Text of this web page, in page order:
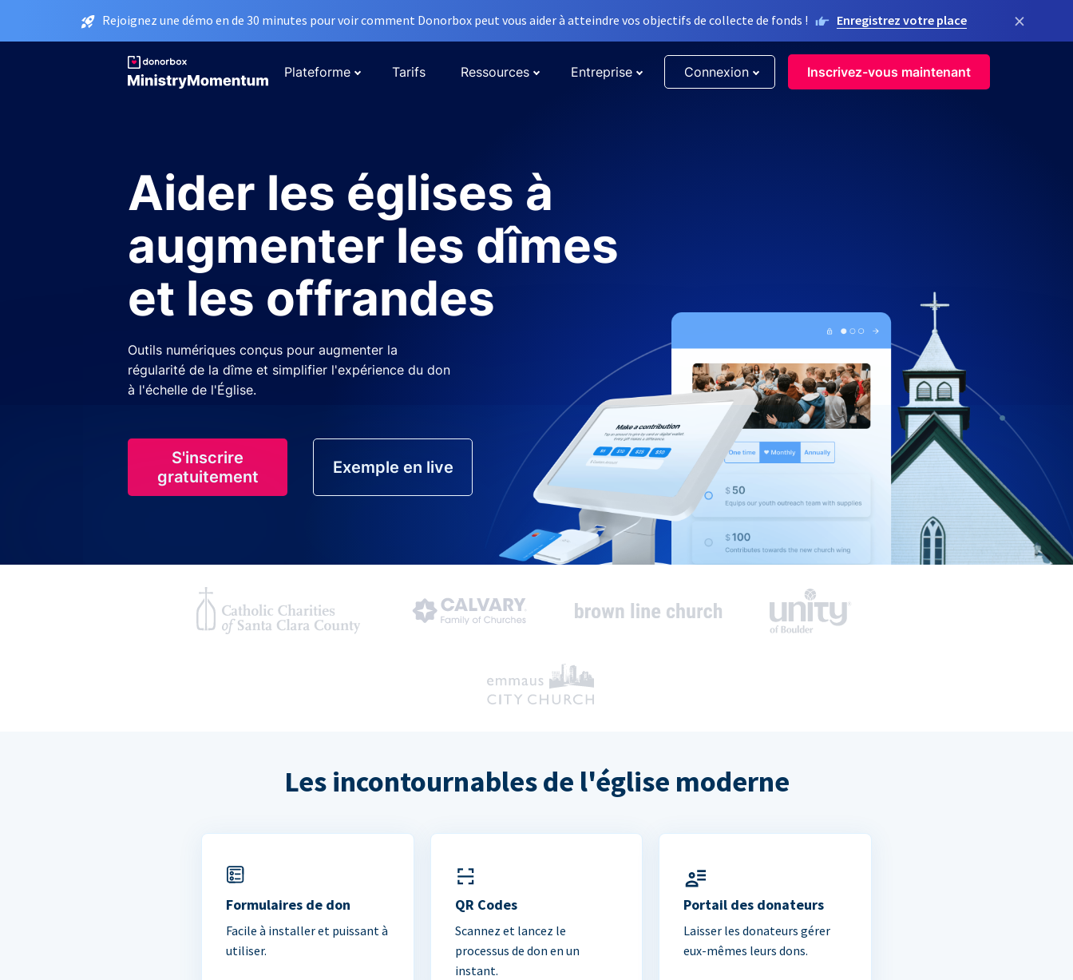
Rejoignez une démo en de 30 minutes pour voir comment Donorbox peut vous aider à atteindre vos objectifs de collecte de fonds ! Enregistrez votre place ×
Plateforme Tarifs Ressources Entreprise Connexion Inscrivez-vous maintenant
Aider les églises à
augmenter les dîmes
et les offrandes
Outils numériques conçus pour augmenter la
régularité de la dîme et simplifier l'expérience du don
à l'échelle de l'Église.
S'inscrire
gratuitement
Exemple en live
Les incontournables de l'église moderne
Formulaires de don
Facile à installer et puissant à
utiliser.
QR Codes
Scannez et lancez le
processus de don en un
instant.
Portail des donateurs
Laisser les donateurs gérer
eux-mêmes leurs dons.